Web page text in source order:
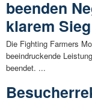
beenden
klarem
Die Fighting Farmers
beeindruckende
beendet. ...